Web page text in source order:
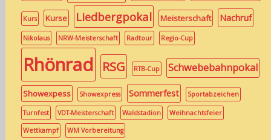
Kurs Kurse Liedbergpokal Meisterschaft Nachruf
Nikolaus NRW-Meisterschaft Radtour Regio-Cup
Rhönrad RSG RTB-Cup Schwebebahnpokal
Showexpess Showexpress Sommerfest Sportabzeichen
Turnfest VDT-Meisterschaft Waldstadion Weihnachtsfeier
Wettkampf WM Vorbereitung